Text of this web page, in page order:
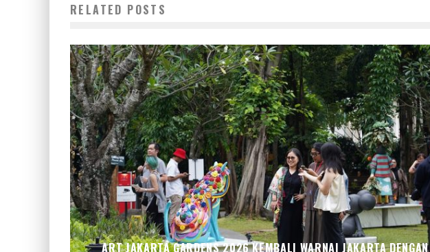
RELATED POSTS
ART JAKARTA GARDENS 2026 KEMBALI WARNAI JAKARTA DENGAN